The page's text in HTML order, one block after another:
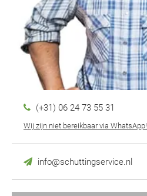
(+31) 06 24 73 55 31
Wij zijn niet bereikbaar via WhatsApp!
info@schuttingservice.nl